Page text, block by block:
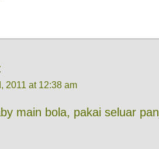
2011 at 12:38 am
main bola, pakai seluar